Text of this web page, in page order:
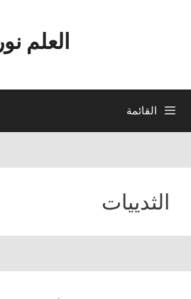
العلم نور
القائمة
الثدييات